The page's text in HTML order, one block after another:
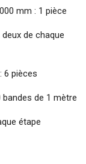
mm : 1 pièce
de chaque
6 pièces
de 1 mètre
étape